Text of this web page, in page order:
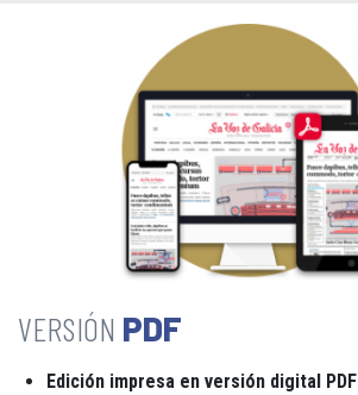
PDF
Edición impresa en versión digital PDF